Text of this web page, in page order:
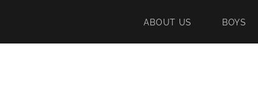
ABOUT US BOYS